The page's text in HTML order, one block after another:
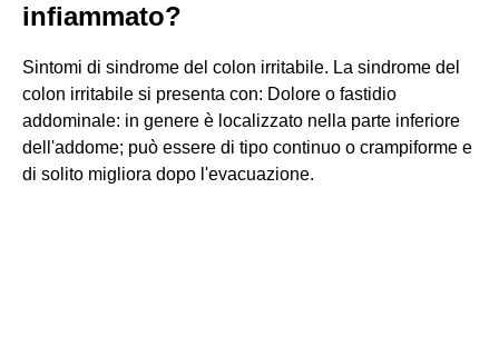
infiammato?
Sintomi di sindrome del colon irritabile. La sindrome del
colon irritabile si presenta con: Dolore o fastidio
addominale: in genere è localizzato nella parte inferiore
dell'addome; può essere di tipo continuo o crampiforme e
di solito migliora dopo l'evacuazione.